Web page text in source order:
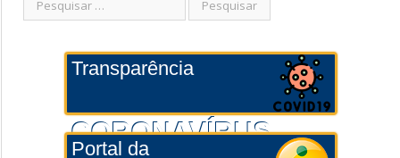
Transparência
CORONAVÍRUS
Portal da